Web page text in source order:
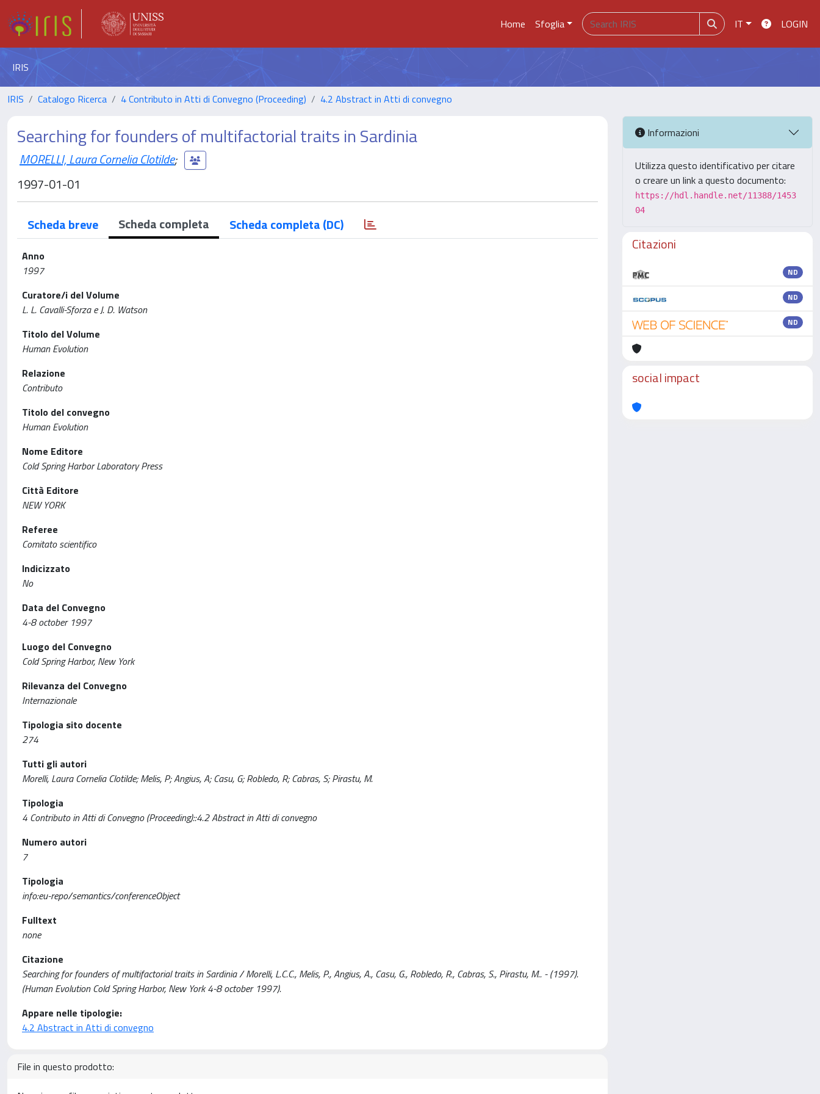
Home Sfoglia IT LOGIN
IRIS
IRIS Catalogo Ricerca 4 Contributo in Atti di Convegno (Proceeding) 4.2 Abstract in Atti di convegno
Searching for founders of multifactorial traits in Sardinia
MORELLI, Laura Cornelia Clotilde;
1997-01-01
Scheda breve Scheda completa Scheda completa (DC)
Anno
1997
Curatore/i del Volume
L. L. Cavalli-Sforza e J. D. Watson
Titolo del Volume
Human Evolution
Relazione
Contributo
Titolo del convegno
Human Evolution
Nome Editore
Cold Spring Harbor Laboratory Press
Città Editore
NEW YORK
Referee
Comitato scientifico
Indicizzato
No
Data del Convegno
4-8 october 1997
Luogo del Convegno
Cold Spring Harbor, New York
Rilevanza del Convegno
Internazionale
Tipologia sito docente
274
Tutti gli autori
Morelli, Laura Cornelia Clotilde; Melis, P; Angius, A; Casu, G; Robledo, R; Cabras, S; Pirastu, M.
Tipologia
4 Contributo in Atti di Convegno (Proceeding)::4.2 Abstract in Atti di convegno
Numero autori
7
Tipologia
info:eu-repo/semantics/conferenceObject
Fulltext
none
Citazione
Searching for founders of multifactorial traits in Sardinia / Morelli, L.C.C., Melis, P., Angius, A., Casu, G., Robledo, R., Cabras, S., Pirastu, M.. - (1997).
(Human Evolution Cold Spring Harbor, New York 4-8 october 1997).
Appare nelle tipologie:
4.2 Abstract in Atti di convegno
File in questo prodotto:
Informazioni
Utilizza questo identificativo per citare
o creare un link a questo documento:
https://hdl.handle.net/11388/1453
04
Citazioni
ND
ND
ND
social impact